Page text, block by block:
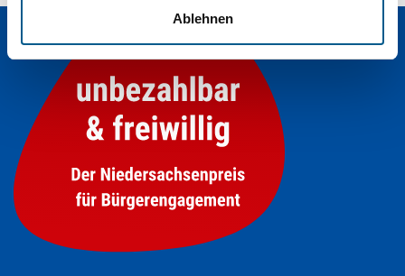
Ablehnen
Der Niedersachsenpreis